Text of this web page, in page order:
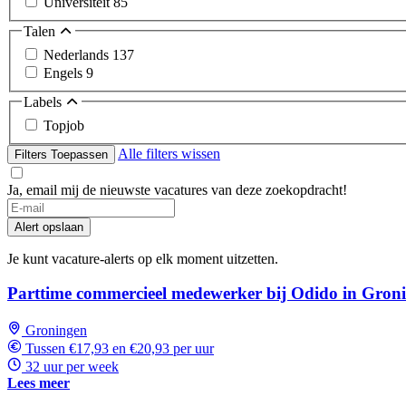
Talen
Nederlands 137
Engels 9
Labels
Topjob
Filters Toepassen Alle filters wissen
Ja, email mij de nieuwste vacatures van deze zoekopdracht!
Alert opslaan
Je kunt vacature-alerts op elk moment uitzetten.
Parttime commercieel medewerker bij Odido in
Groningen
Tussen €17,93 en €20,93 per uur
32 uur per week
Lees meer